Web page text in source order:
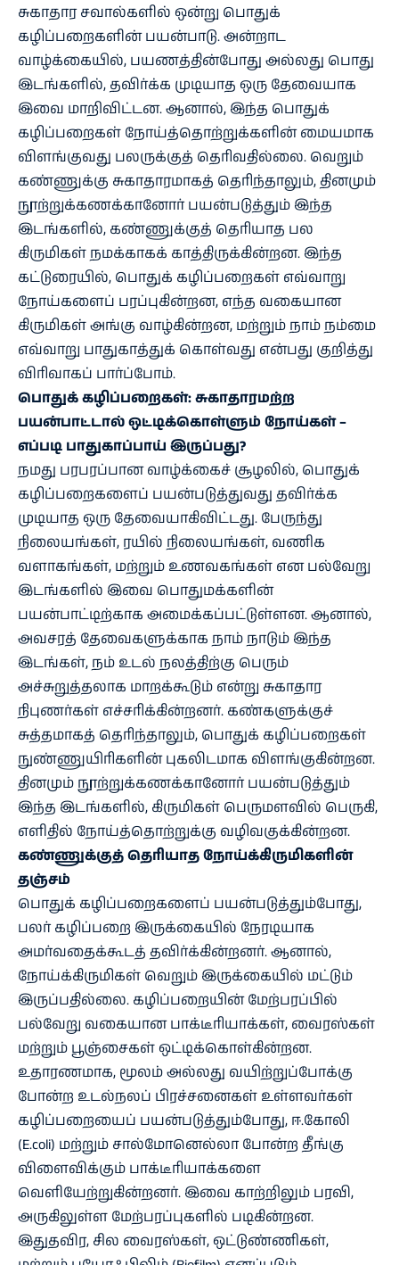
சுகாதார சவால்களில் ஒன்று பொதுக்
கழிப்பறைகளின் பயன்பாடு. அன்றாட
வாழ்க்கையில், பயணத்தின்போது அல்லது பொது
இடங்களில், தவிர்க்க முடியாத ஒரு தேவையாக
இவை மாறிவிட்டன. ஆனால், இந்த பொதுக்
கழிப்பறைகள் நோய்த்தொற்றுக்களின் மையமாக
விளங்குவது பலருக்குத் தெரிவதில்லை. வெறும்
கண்ணுக்கு சுகாதாரமாகத் தெரிந்தாலும், தினமும்
நூற்றுக்கணக்கானோர் பயன்படுத்தும் இந்த
இடங்களில், கண்ணுக்குத் தெரியாத பல
கிருமிகள் நமக்காகக் காத்திருக்கின்றன. இந்த
கட்டுரையில், பொதுக் கழிப்பறைகள் எவ்வாறு
நோய்களைப் பரப்புகின்றன, எந்த வகையான
கிருமிகள் அங்கு வாழ்கின்றன, மற்றும் நாம் நம்மை
எவ்வாறு பாதுகாத்துக் கொள்வது என்பது குறித்து
விரிவாகப் பார்ப்போம்.
பொதுக் கழிப்பறைகள்: சுகாதாரமற்ற
பயன்பாட்டால் ஒட்டிக்கொள்ளும் நோய்கள் –
எப்படி பாதுகாப்பாய் இருப்பது?
நமது பரபரப்பான வாழ்க்கைச் சூழலில், பொதுக்
கழிப்பறைகளைப் பயன்படுத்துவது தவிர்க்க
முடியாத ஒரு தேவையாகிவிட்டது. பேருந்து
நிலையங்கள், ரயில் நிலையங்கள், வணிக
வளாகங்கள், மற்றும் உணவகங்கள் என பல்வேறு
இடங்களில் இவை பொதுமக்களின்
பயன்பாட்டிற்காக அமைக்கப்பட்டுள்ளன. ஆனால்,
அவசரத் தேவைகளுக்காக நாம் நாடும் இந்த
இடங்கள், நம் உடல் நலத்திற்கு பெரும்
அச்சுறுத்தலாக மாறக்கூடும் என்று சுகாதார
நிபுணர்கள் எச்சரிக்கின்றனர். கண்களுக்குச்
சுத்தமாகத் தெரிந்தாலும், பொதுக் கழிப்பறைகள்
நுண்ணுயிரிகளின் புகலிடமாக விளங்குகின்றன.
தினமும் நூற்றுக்கணக்கானோர் பயன்படுத்தும்
இந்த இடங்களில், கிருமிகள் பெருமளவில் பெருகி,
எளிதில் நோய்த்தொற்றுக்கு வழிவகுக்கின்றன.
கண்ணுக்குத் தெரியாத நோய்க்கிருமிகளின்
தஞ்சம்
பொதுக் கழிப்பறைகளைப் பயன்படுத்தும்போது,
பலர் கழிப்பறை இருக்கையில் நேரடியாக
அமர்வதைக்கூடத் தவிர்க்கின்றனர். ஆனால்,
நோய்க்கிருமிகள் வெறும் இருக்கையில் மட்டும்
இருப்பதில்லை. கழிப்பறையின் மேற்பரப்பில்
பல்வேறு வகையான பாக்டீரியாக்கள், வைரஸ்கள்
மற்றும் பூஞ்சைகள் ஒட்டிக்கொள்கின்றன.
உதாரணமாக, மூலம் அல்லது வயிற்றுப்போக்கு
போன்ற உடல்நலப் பிரச்சனைகள் உள்ளவர்கள்
கழிப்பறையைப் பயன்படுத்தும்போது, ஈ.கோலி
(E.coli) மற்றும் சால்மோனெல்லா போன்ற தீங்கு
விளைவிக்கும் பாக்டீரியாக்களை
வெளியேற்றுகின்றனர். இவை காற்றிலும் பரவி,
அருகிலுள்ள மேற்பரப்புகளில் படிகின்றன.
இதுதவிர, சில வைரஸ்கள், ஒட்டுண்ணிகள்,